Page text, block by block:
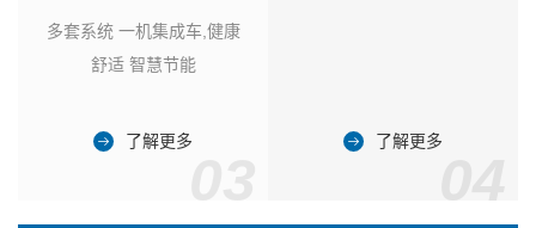
多套系统 一机集成车,健康
舒适 智慧节能
了解更多 了解更多